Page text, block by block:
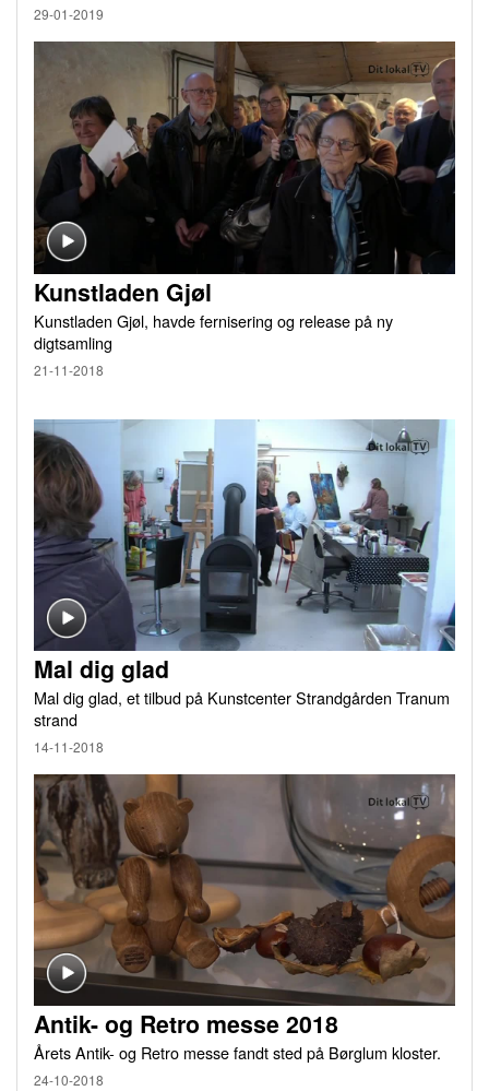
29-01-2019
Kunstladen Gjøl
Kunstladen Gjøl, havde fernisering og release på ny
digtsamling
21-11-2018
Mal dig glad
Mal dig glad, et tilbud på Kunstcenter Strandgården Tranum
strand
14-11-2018
Antik- og Retro messe 2018
Årets Antik- og Retro messe fandt sted på Børglum kloster.
24-10-2018